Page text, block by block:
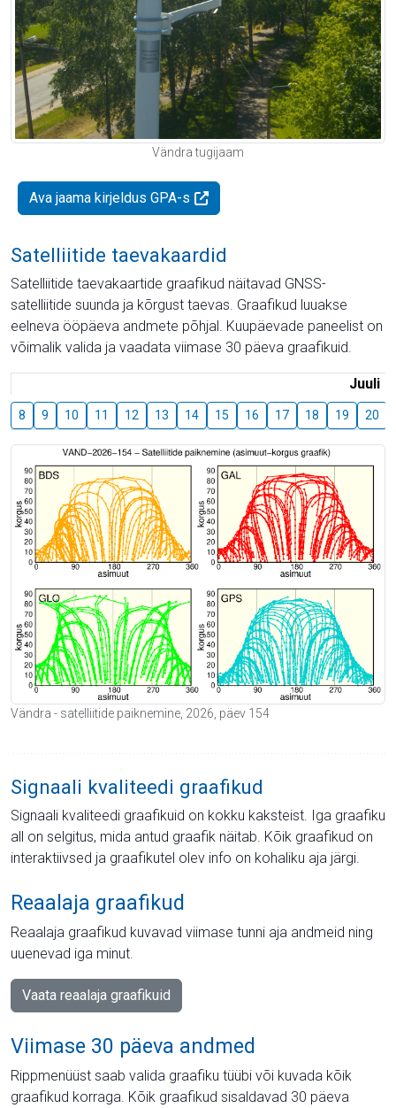
Vändra tugijaam
Ava jaama kirjeldus GPA-s
Satelliitide taevakaardid
Satelliitide taevakaartide graafikud näitavad GNSS-
satelliitide suunda ja kõrgust taevas. Graafikud luuakse
eelneva ööpäeva andmete põhjal. Kuupäevade paneelist on
võimalik valida ja vaadata viimase 30 päeva graafikuid.
Juuli
8 9 10 11 12 13 14 15 16 17 18 19 20
Vändra - satelliitide paiknemine, 2026, päev 154
Signaali kvaliteedi graafikud
Signaali kvaliteedi graafikuid on kokku kaksteist. Iga graafiku
all on selgitus, mida antud graafik näitab. Kõik graafikud on
interaktiivsed ja graafikutel olev info on kohaliku aja järgi.
Reaalaja graafikud
Reaalaja graafikud kuvavad viimase tunni aja andmeid ning
uuenevad iga minut.
Vaata reaalaja graafikuid
Viimase 30 päeva andmed
Rippmenüüst saab valida graafiku tüübi või kuvada kõik
graafikud korraga. Kõik graafikud sisaldavad 30 päeva